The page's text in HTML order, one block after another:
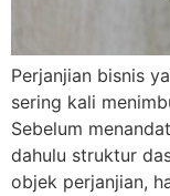
Perjanjian bisnis
sering kali
Sebelum
dahulu struktur
objek perjanjian,